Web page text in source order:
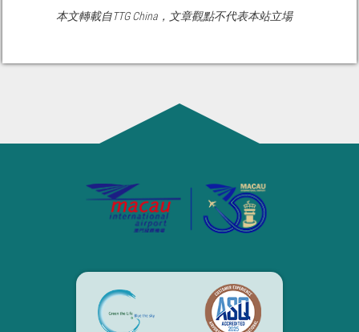
本文轉載自TTG China，文章觀點不代表本站立場